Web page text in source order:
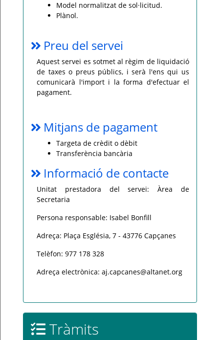
Model normalitzat de sol·licitud.
Plànol.
Preu del servei
Aquest servei es sotmet al règim de liquidació
de taxes o preus públics, i serà l'ens qui us
comunicarà l'import i la forma d'efectuar el
pagament.
Mitjans de pagament
Targeta de crèdit o dèbit
Transferència bancària
Informació de contacte
Unitat prestadora del servei: Àrea de
Secretaria
Persona responsable: Isabel Bonfill
Adreça: Plaça Església, 7 - 43776 Capçanes
Telèfon: 977 178 328
Adreça electrònica: aj.capcanes@altanet.org
Tràmits